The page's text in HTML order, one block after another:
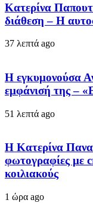
Κατερίνα
διάθεση – Η
37 λεπτά ago
Η εγκυμονούσα
εμφάνισή της –
51 λεπτά ago
Η Κατερίνα
φωτογραφίες με
κοιλιακούς
1 ώρα ago